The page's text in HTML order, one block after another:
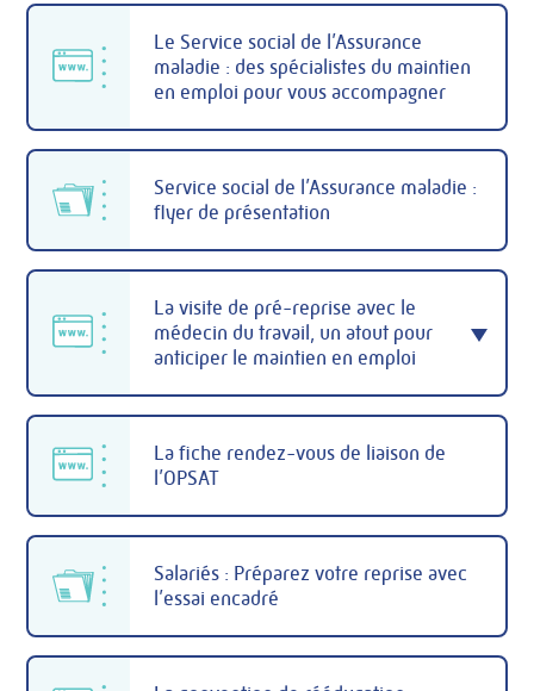
Le Service social de l’Assurance
maladie : des spécialistes du maintien
en emploi pour vous accompagner
Service social de l’Assurance maladie :
flyer de présentation
La visite de pré-reprise avec le
médecin du travail, un atout pour
anticiper le maintien en emploi
La fiche rendez-vous de liaison de
l’OPSAT
Salariés : Préparez votre reprise avec
l’essai encadré